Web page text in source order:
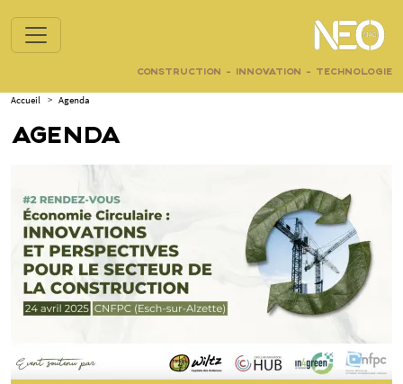
CONSTRUCTION - INNOVATION - TECHNOLOGIE
Accueil > Agenda
AGENDA